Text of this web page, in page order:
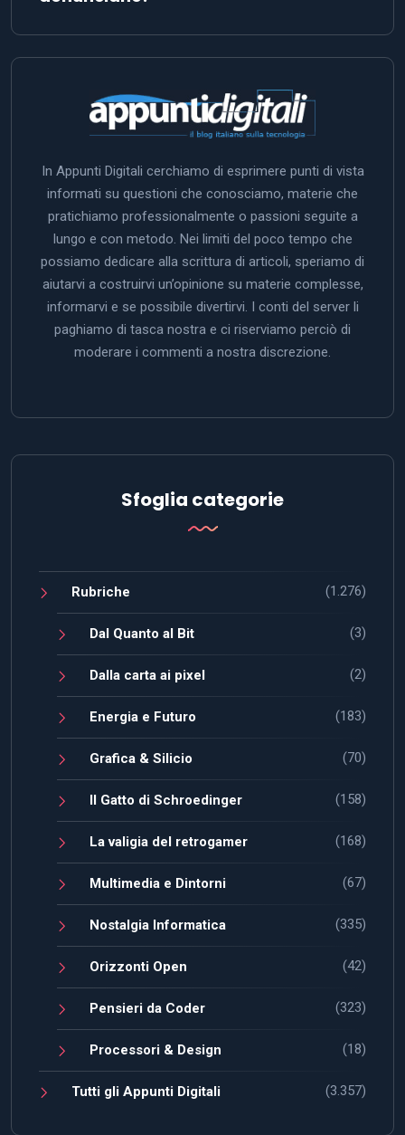
In Appunti Digitali cerchiamo di esprimere punti di vista
informati su questioni che conosciamo, materie che
pratichiamo professionalmente o passioni seguite a
lungo e con metodo. Nei limiti del poco tempo che
possiamo dedicare alla scrittura di articoli, speriamo di
aiutarvi a costruirvi un’opinione su materie complesse,
informarvi e se possibile divertirvi. I conti del server li
paghiamo di tasca nostra e ci riserviamo perciò di
moderare i commenti a nostra discrezione.
Sfoglia categorie
Rubriche (1.276)
Dal Quanto al Bit (3)
Dalla carta ai pixel (2)
Energia e Futuro (183)
Grafica & Silicio (70)
Il Gatto di Schroedinger (158)
La valigia del retrogamer (168)
Multimedia e Dintorni (67)
Nostalgia Informatica (335)
Orizzonti Open (42)
Pensieri da Coder (323)
Processori & Design (18)
Tutti gli Appunti Digitali (3.357)